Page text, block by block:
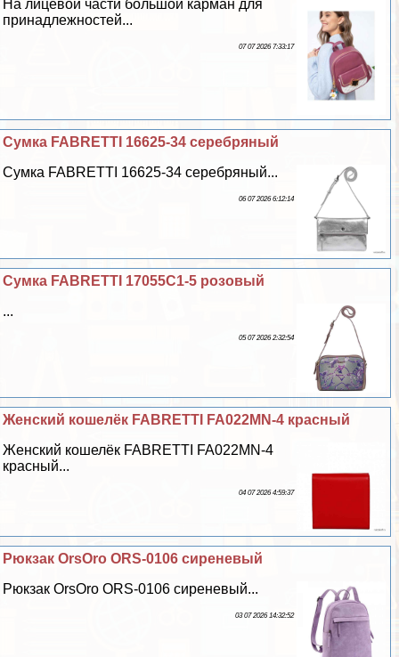
На лицевой части большой карман для
принадлежностей...
07 07 2026 7:33:17
Сумка FABRETTI 16625-34 серебряный
Сумка FABRETTI 16625-34 серебряный...
06 07 2026 6:12:14
Сумка FABRETTI 17055C1-5 розовый
...
05 07 2026 2:32:54
Женский кошелёк FABRETTI FA022MN-4 красный
Женский кошелёк FABRETTI FA022MN-4
красный...
04 07 2026 4:59:37
Рюкзак OrsOro ORS-0106 сиреневый
Рюкзак OrsOro ORS-0106 сиреневый...
03 07 2026 14:32:52